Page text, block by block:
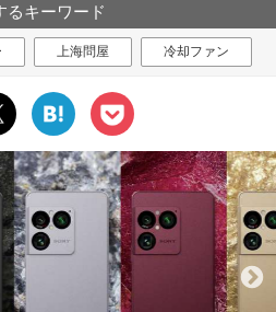
るキーワード
上海問屋 冷却ファン